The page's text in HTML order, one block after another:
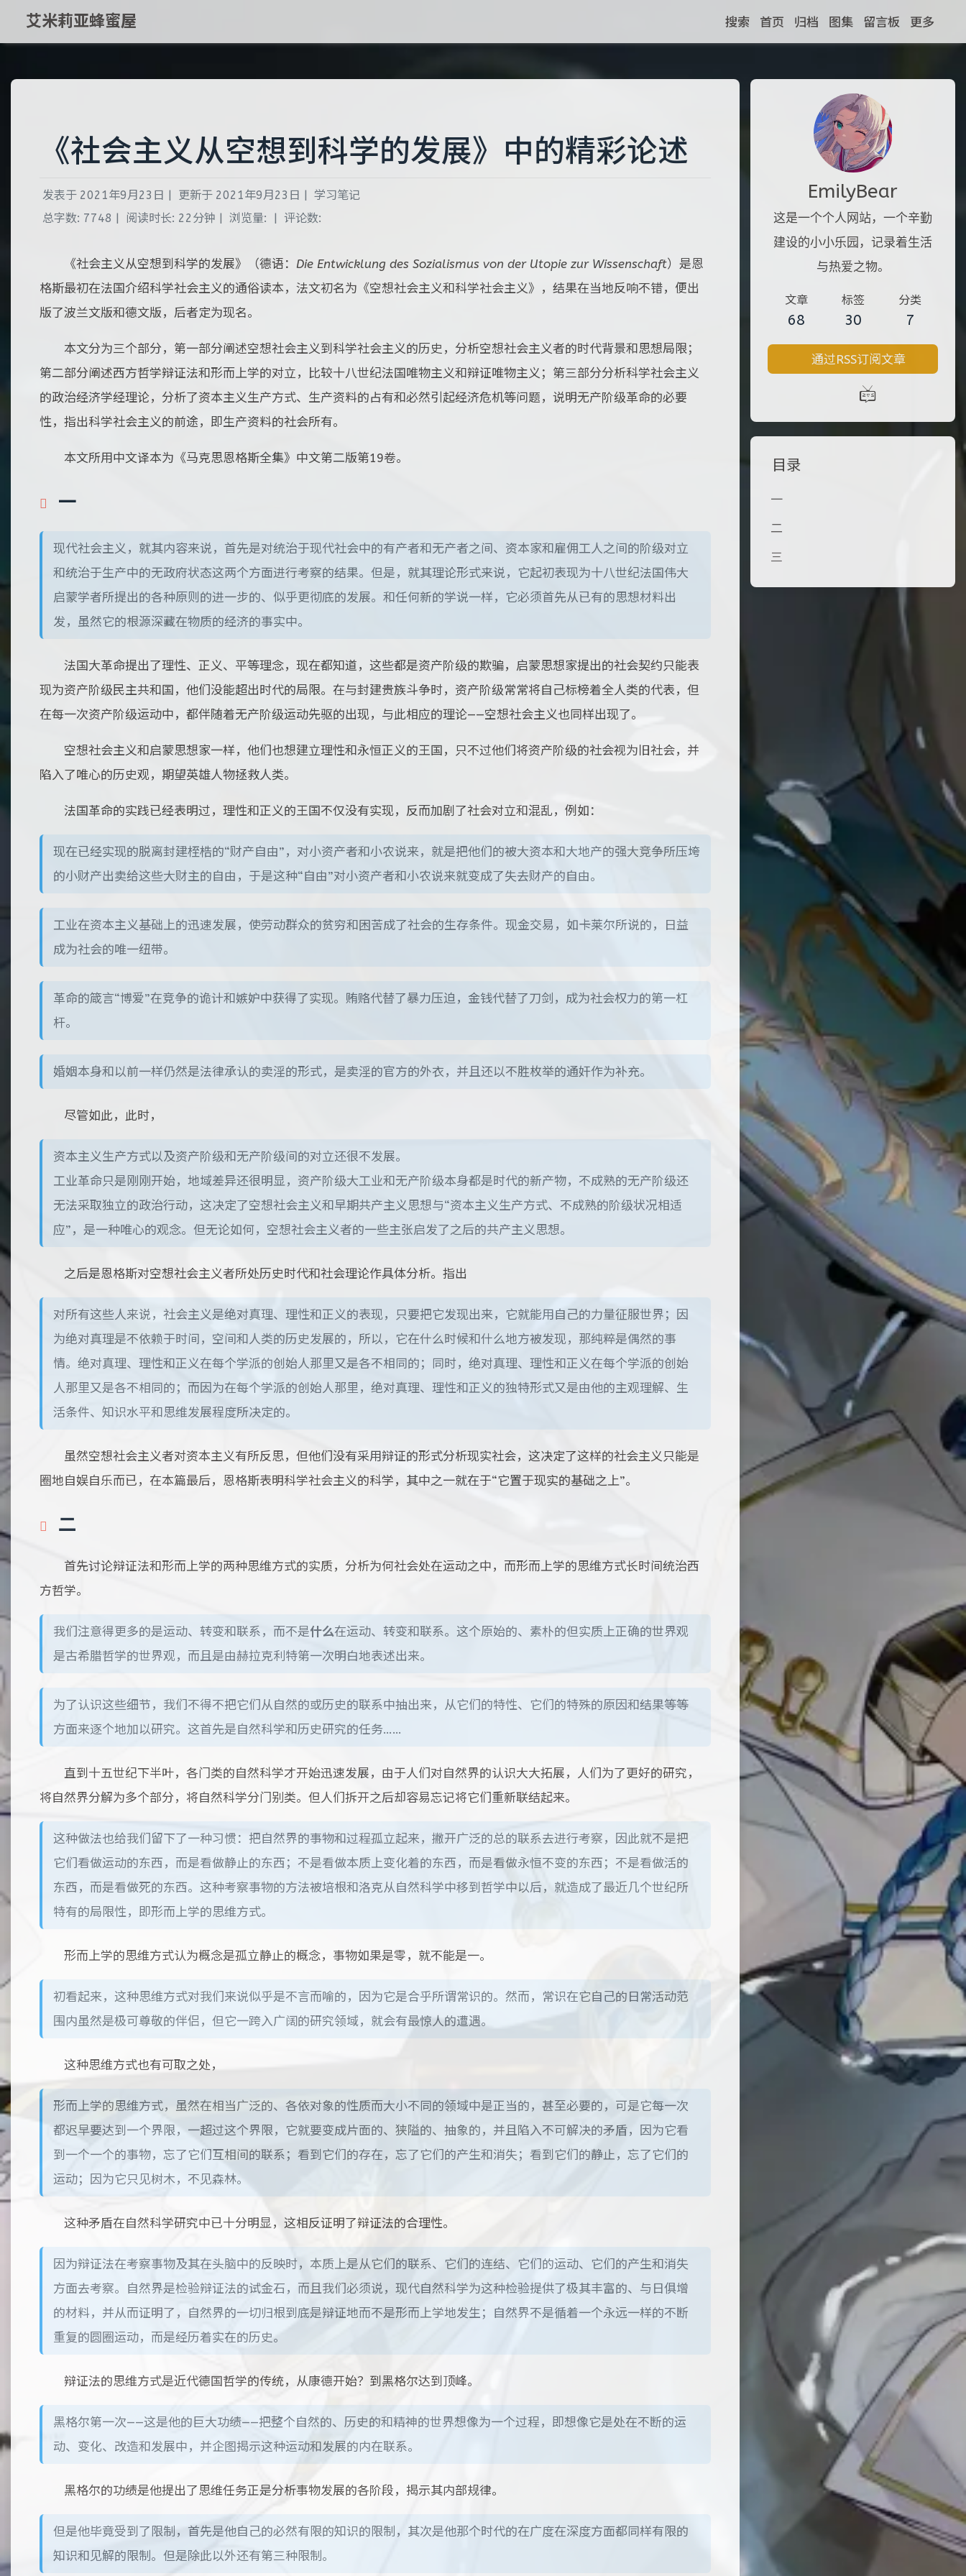
艾米莉亚蜂蜜屋 搜索 首页 归档 图集 留言板 更多
《社会主义从空想到科学的发展》中的精彩论述
发表于 2021年9月23日 | 更新于 2021年9月23日 | 学习笔记
总字数: 7748 | 阅读时长: 22分钟 | 浏览量: | 评论数:
《社会主义从空想到科学的发展》（德语： Die Entwicklung des Sozialismus von der Utopie zur Wissenschaft）是恩
格斯最初在法国介绍科学社会主义的通俗读本，法文初名为《空想社会主义和科学社会主义》，结果在当地反响不错，便出
版了波兰文版和德文版，后者定为现名。
本文分为三个部分，第一部分阐述空想社会主义到科学社会主义的历史，分析空想社会主义者的时代背景和思想局限；
第二部分阐述西方哲学辩证法和形而上学的对立，比较十八世纪法国唯物主义和辩证唯物主义；第三部分分析科学社会主义
的政治经济学经理论，分析了资本主义生产方式、生产资料的占有和必然引起经济危机等问题，说明无产阶级革命的必要
性，指出科学社会主义的前途，即生产资料的社会所有。
本文所用中文译本为《马克思恩格斯全集》中文第二版第19卷。
一
现代社会主义，就其内容来说，首先是对统治于现代社会中的有产者和无产者之间、资本家和雇佣工人之间的阶级对立
和统治于生产中的无政府状态这两个方面进行考察的结果。但是，就其理论形式来说，它起初表现为十八世纪法国伟大
启蒙学者所提出的各种原则的进一步的、似乎更彻底的发展。和任何新的学说一样，它必须首先从已有的思想材料出
发，虽然它的根源深藏在物质的经济的事实中。
法国大革命提出了理性、正义、平等理念，现在都知道，这些都是资产阶级的欺骗，启蒙思想家提出的社会契约只能表
现为资产阶级民主共和国，他们没能超出时代的局限。在与封建贵族斗争时，资产阶级常常将自己标榜着全人类的代表，但
在每一次资产阶级运动中，都伴随着无产阶级运动先驱的出现，与此相应的理论——空想社会主义也同样出现了。
空想社会主义和启蒙思想家一样，他们也想建立理性和永恒正义的王国，只不过他们将资产阶级的社会视为旧社会，并
陷入了唯心的历史观，期望英雄人物拯救人类。
法国革命的实践已经表明过，理性和正义的王国不仅没有实现，反而加剧了社会对立和混乱，例如：
现在已经实现的脱离封建桎梏的“财产自由”，对小资产者和小农说来，就是把他们的被大资本和大地产的强大竞争所压垮
的小财产出卖给这些大财主的自由，于是这种“自由”对小资产者和小农说来就变成了失去财产的自由。
工业在资本主义基础上的迅速发展，使劳动群众的贫穷和困苦成了社会的生存条件。现金交易，如卡莱尔所说的，日益
成为社会的唯一纽带。
革命的箴言“博爱”在竞争的诡计和嫉妒中获得了实现。贿赂代替了暴力压迫，金钱代替了刀剑，成为社会权力的第一杠
杆。
婚姻本身和以前一样仍然是法律承认的卖淫的形式，是卖淫的官方的外衣，并且还以不胜枚举的通奸作为补充。
尽管如此，此时，
资本主义生产方式以及资产阶级和无产阶级间的对立还很不发展。
工业革命只是刚刚开始，地域差异还很明显，资产阶级大工业和无产阶级本身都是时代的新产物，不成熟的无产阶级还
无法采取独立的政治行动，这决定了空想社会主义和早期共产主义思想与“资本主义生产方式、不成熟的阶级状况相适
应”，是一种唯心的观念。但无论如何，空想社会主义者的一些主张启发了之后的共产主义思想。
之后是恩格斯对空想社会主义者所处历史时代和社会理论作具体分析。指出
对所有这些人来说，社会主义是绝对真理、理性和正义的表现，只要把它发现出来，它就能用自己的力量征服世界；因
为绝对真理是不依赖于时间，空间和人类的历史发展的，所以，它在什么时候和什么地方被发现，那纯粹是偶然的事
情。绝对真理、理性和正义在每个学派的创始人那里又是各不相同的；同时，绝对真理、理性和正义在每个学派的创始
人那里又是各不相同的；而因为在每个学派的创始人那里，绝对真理、理性和正义的独特形式又是由他的主观理解、生
活条件、知识水平和思维发展程度所决定的。
虽然空想社会主义者对资本主义有所反思，但他们没有采用辩证的形式分析现实社会，这决定了这样的社会主义只能是
圈地自娱自乐而已，在本篇最后，恩格斯表明科学社会主义的科学，其中之一就在于“它置于现实的基础之上”。
二
首先讨论辩证法和形而上学的两种思维方式的实质，分析为何社会处在运动之中，而形而上学的思维方式长时间统治西
方哲学。
我们注意得更多的是运动、转变和联系，而不是什么在运动、转变和联系。这个原始的、素朴的但实质上正确的世界观
是古希腊哲学的世界观，而且是由赫拉克利特第一次明白地表述出来。
为了认识这些细节，我们不得不把它们从自然的或历史的联系中抽出来，从它们的特性、它们的特殊的原因和结果等等
方面来逐个地加以研究。这首先是自然科学和历史研究的任务……
直到十五世纪下半叶，各门类的自然科学才开始迅速发展，由于人们对自然界的认识大大拓展，人们为了更好的研究，
将自然界分解为多个部分，将自然科学分门别类。但人们拆开之后却容易忘记将它们重新联结起来。
这种做法也给我们留下了一种习惯：把自然界的事物和过程孤立起来，撇开广泛的总的联系去进行考察，因此就不是把
它们看做运动的东西，而是看做静止的东西；不是看做本质上变化着的东西，而是看做永恒不变的东西；不是看做活的
东西，而是看做死的东西。这种考察事物的方法被培根和洛克从自然科学中移到哲学中以后，就造成了最近几个世纪所
特有的局限性，即形而上学的思维方式。
形而上学的思维方式认为概念是孤立静止的概念，事物如果是零，就不能是一。
初看起来，这种思维方式对我们来说似乎是不言而喻的，因为它是合乎所谓常识的。然而，常识在它自己的日常活动范
围内虽然是极可尊敬的伴侣，但它一跨入广阔的研究领域，就会有最惊人的遭遇。
这种思维方式也有可取之处，
形而上学的思维方式，虽然在相当广泛的、各依对象的性质而大小不同的领域中是正当的，甚至必要的，可是它每一次
都迟早要达到一个界限，一超过这个界限，它就要变成片面的、狭隘的、抽象的，并且陷入不可解决的矛盾，因为它看
到一个一个的事物，忘了它们互相间的联系；看到它们的存在，忘了它们的产生和消失；看到它们的静止，忘了它们的
运动；因为它只见树木，不见森林。
这种矛盾在自然科学研究中已十分明显，这相反证明了辩证法的合理性。
因为辩证法在考察事物及其在头脑中的反映时，本质上是从它们的联系、它们的连结、它们的运动、它们的产生和消失
方面去考察。自然界是检验辩证法的试金石，而且我们必须说，现代自然科学为这种检验提供了极其丰富的、与日俱增
的材料，并从而证明了，自然界的一切归根到底是辩证地而不是形而上学地发生；自然界不是循着一个永远一样的不断
重复的圆圈运动，而是经历着实在的历史。
辩证法的思维方式是近代德国哲学的传统，从康德开始？到黑格尔达到顶峰。
黑格尔第一次——这是他的巨大功绩——把整个自然的、历史的和精神的世界想像为一个过程，即想像它是处在不断的运
动、变化、改造和发展中，并企图揭示这种运动和发展的内在联系。
黑格尔的功绩是他提出了思维任务正是分析事物发展的各阶段，揭示其内部规律。
但是他毕竟受到了限制，首先是他自己的必然有限的知识的限制，其次是他那个时代的在广度在深度方面都同样有限的
知识和见解的限制。但是除此以外还有第三种限制。
EmilyBear
这是一个个人网站，一个辛勤
建设的小小乐园，记录着生活
与热爱之物。
文章
68
标签
30
分类
7
通过RSS订阅文章
目录
一
二
三